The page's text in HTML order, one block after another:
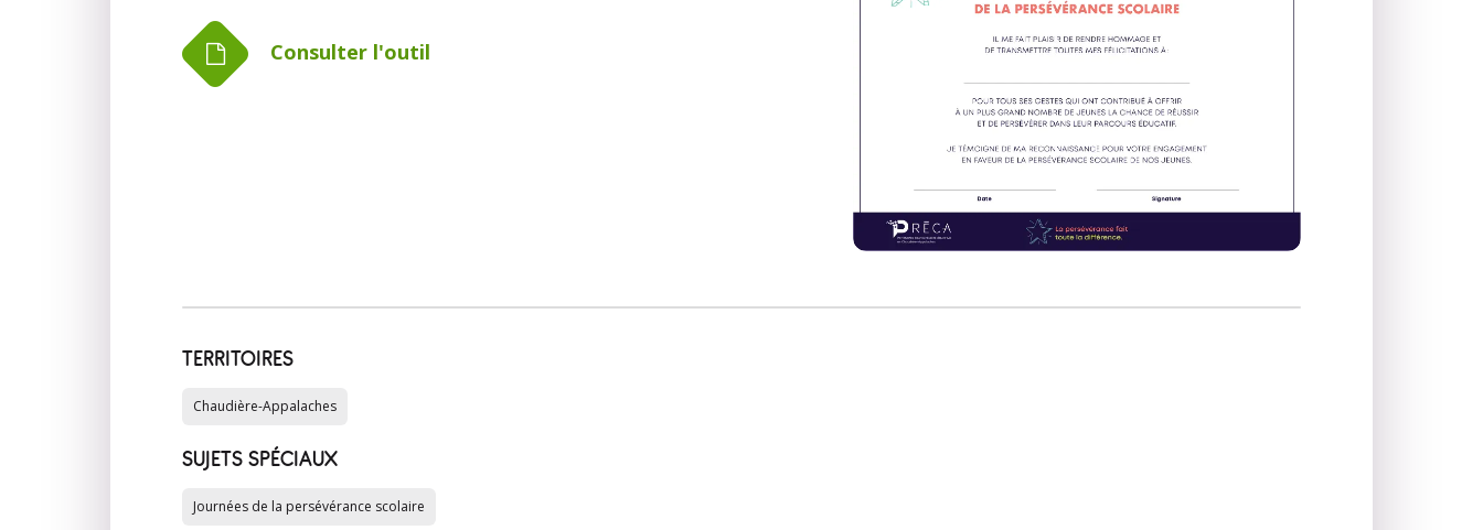
Consulter l'outil
TERRITOIRES
Chaudière-Appalaches
SUJETS SPÉCIAUX
Journées de la persévérance scolaire